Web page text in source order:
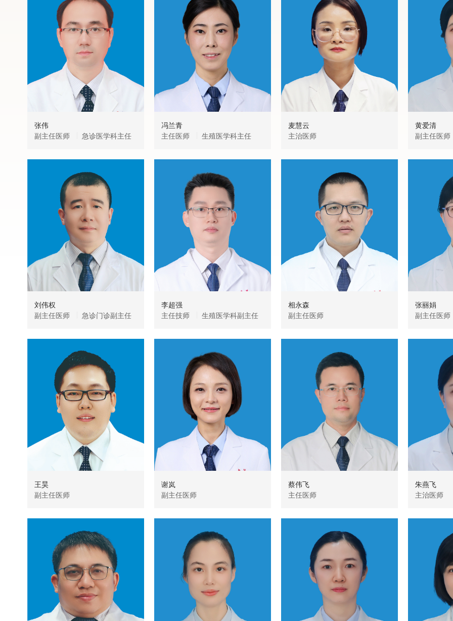
张伟
副主任医师
急诊医学科主任
冯兰青
主任医师
生殖医学科主任
麦慧云
主治医师
黄爱清
副主任医师
刘伟权
副主任医师
急诊门诊副主任
李超强
主任技师
生殖医学科副主任
相永森
副主任医师
张丽娟
副主任医师
王昊
副主任医师
谢岚
副主任医师
蔡伟飞
主任医师
朱燕飞
主治医师